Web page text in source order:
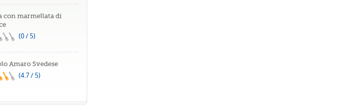
con marmellata di
(0 / 5)
Amaro Svedese
(4.7 / 5)